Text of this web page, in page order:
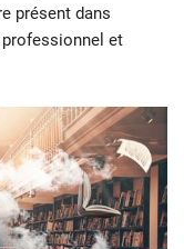
présent dans
et